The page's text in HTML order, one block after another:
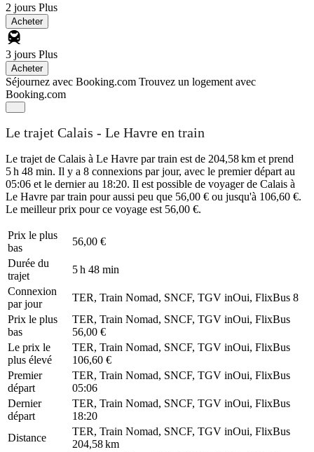
2 jours Plus
Acheter
3 jours Plus
Acheter
Séjournez avec Booking.com Trouvez un logement avec
Booking.com
Le trajet Calais - Le Havre en train
Le trajet de Calais à Le Havre par train est de 204,58 km et prend
5 h 48 min. Il y a 8 connexions par jour, avec le premier départ au
05:06 et le dernier au 18:20. Il est possible de voyager de Calais à
Le Havre par train pour aussi peu que 56,00 € ou jusqu'à 106,60 €.
Le meilleur prix pour ce voyage est 56,00 €.
Prix ​​le plus
bas
56,00 €
Durée du
trajet
5 h 48 min
Connexion
par jour
TER, Train Nomad, SNCF, TGV inOui, FlixBus 8
Prix ​​le plus
bas
TER, Train Nomad, SNCF, TGV inOui, FlixBus
56,00 €
Le prix le
plus élevé
TER, Train Nomad, SNCF, TGV inOui, FlixBus
106,60 €
Premier
départ
TER, Train Nomad, SNCF, TGV inOui, FlixBus
05:06
Dernier
départ
TER, Train Nomad, SNCF, TGV inOui, FlixBus
18:20
Distance
TER, Train Nomad, SNCF, TGV inOui, FlixBus
204,58 km